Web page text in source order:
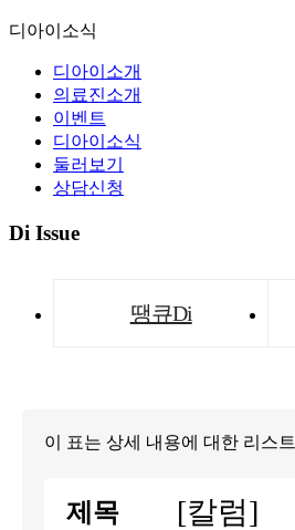
디아이소식
디아이소개
의료진소개
이벤트
디아이소식
둘러보기
상담신청
Di Issue
땡큐Di
이 표는 상세 내용에 대한 리스
제목 [칼럼]